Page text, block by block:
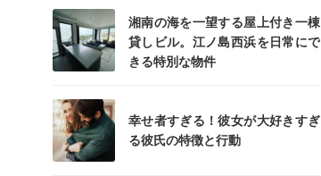
湘南の海を一望する屋上付き一棟
貸しビル。江ノ島西浜を日常にで
きる特別な物件
幸せ者すぎる！彼女が大好きすぎ
る彼氏の特徴と行動